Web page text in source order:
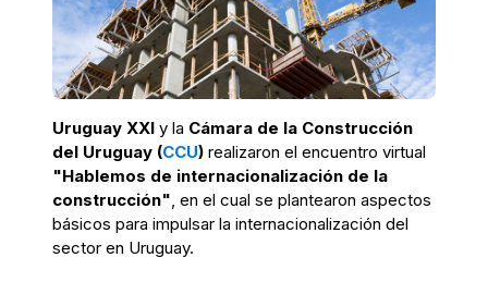
Uruguay XXI y la Cámara de la Construcción
del Uruguay (CCU) realizaron el encuentro virtual
"Hablemos de internacionalización de la
construcción", en el cual se plantearon aspectos
básicos para impulsar la internacionalización del
sector en Uruguay.